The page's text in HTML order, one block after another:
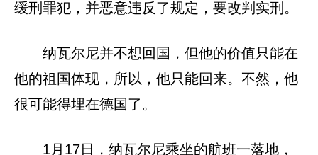
缓刑罪犯，并恶意违反了规定，要改判实刑。
纳瓦尔尼并不想回国，但他的价值只能在
他的祖国体现，所以，他只能回来。不然，他
很可能得埋在德国了。
1月17日，纳瓦尔尼乘坐的航班一落地，